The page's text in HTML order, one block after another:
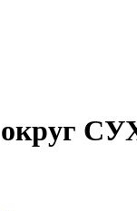
округ